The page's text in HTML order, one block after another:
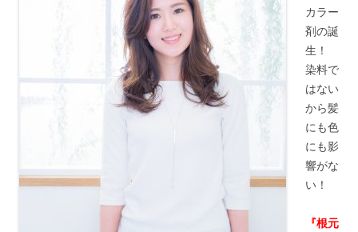
カラー
剤の誕
生！
染料で
はない
から髪
にも色
にも影
響がな
い！
『根元